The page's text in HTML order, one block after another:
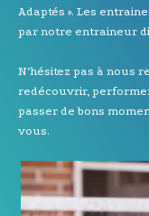
Adaptés ». Les
par notre entraineur
N’hésitez pas à nous
redécouvrir,
passer de bons
vous.